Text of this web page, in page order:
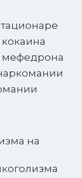
мефедрона
на